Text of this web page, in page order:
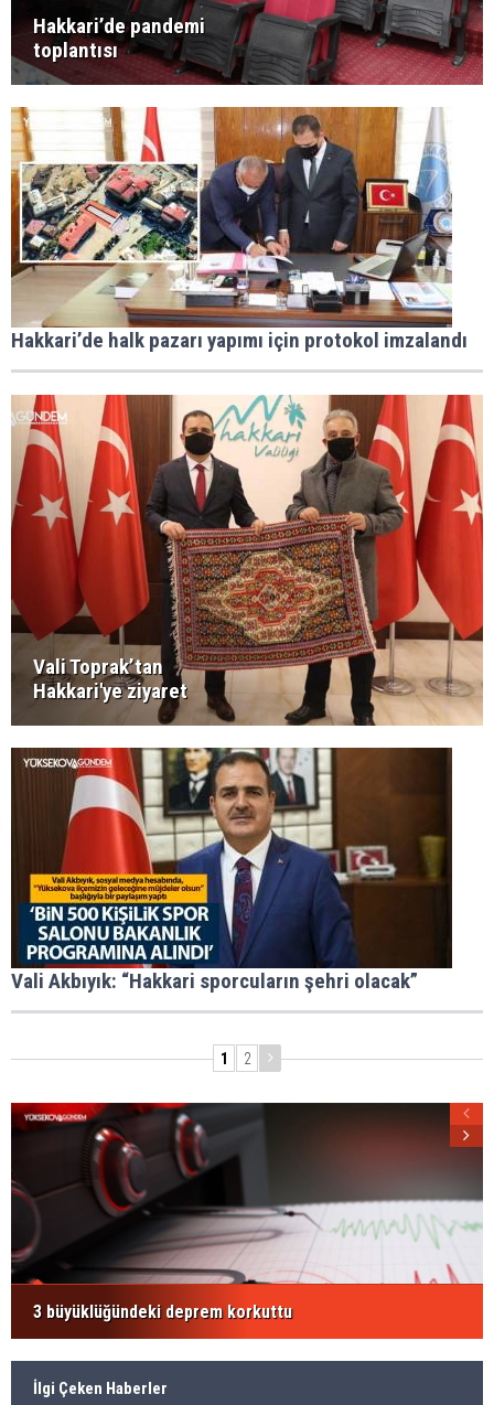
Hakkari’de pandemi
toplantısı
Hakkari’de halk pazarı yapımı için protokol imzalandı
Vali Toprak’tan
Hakkari'ye ziyaret
Vali Akbıyık: “Hakkari sporcuların şehri olacak”
1 2
3 büyüklüğündeki deprem korkuttu
İlgi Çeken Haberler